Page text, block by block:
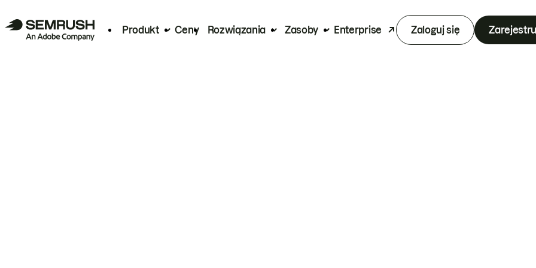
Produkt Ceny Rozwiązania Zasoby Enterprise Zaloguj się